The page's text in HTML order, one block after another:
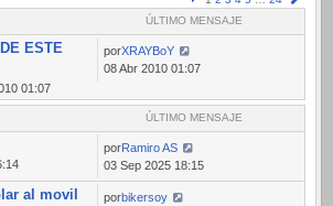
1
ÚLTIMO MENSAJE
ESTE
01:07
porXRAYBoY
08 Abr 2010 01:07
ÚLTIMO MENSAJE
porRamiro AS
03 Sep 2025 18:15
al movil porbikersoy